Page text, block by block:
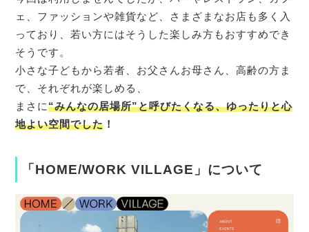
ェ、ファッションや雑貨など、さまざまなお店も多く入
っており、若い方にはそうした楽しみ方もおすすめでき
そうです。
小さな子どもから若者、お父さんお母さん、高齢の方ま
で、それぞれが楽しめる、
まさに“みんなの居場所”と呼びたくなる、ゆったりと心
地よい空間でした ！
「HOME/WORK VILLAGE」について